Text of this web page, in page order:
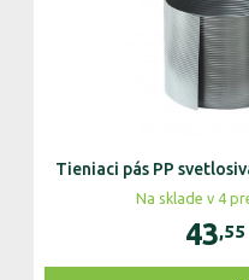
Tieniaci pás PP
Na sklade v 4
43,55